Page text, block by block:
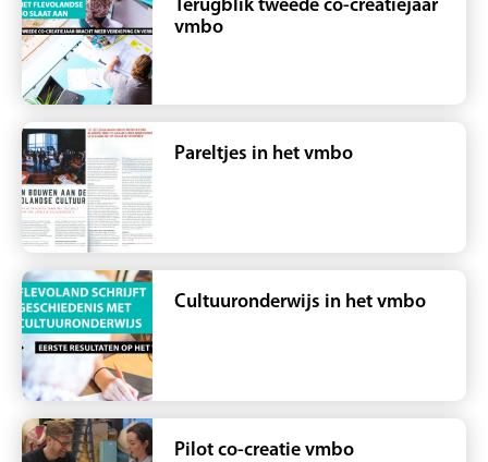
Terugblik tweede co-creatiejaar
vmbo
Pareltjes in het vmbo
Cultuuronderwijs in het vmbo
Pilot co-creatie vmbo